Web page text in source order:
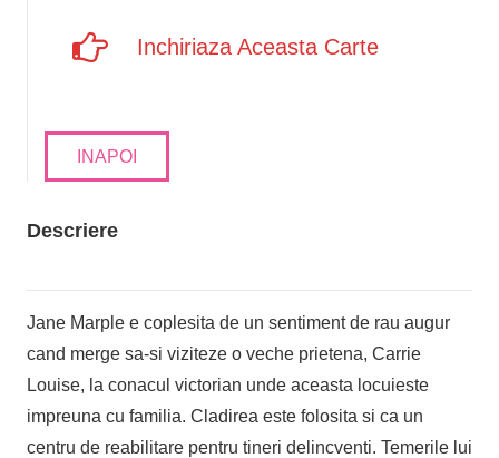
Inchiriaza Aceasta Carte
INAPOI
Descriere
Jane Marple e coplesita de un sentiment de rau augur
cand merge sa-si viziteze o veche prietena, Carrie
Louise, la conacul victorian unde aceasta locuieste
impreuna cu familia. Cladirea este folosita si ca un
centru de reabilitare pentru tineri delincventi. Temerile lui